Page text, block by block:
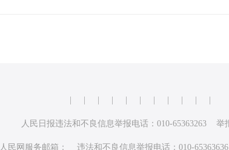
人民日报违法和不良信息举报电话：010-65363263 举
人民网服务邮箱： 违法和不良信息举报电话：010-